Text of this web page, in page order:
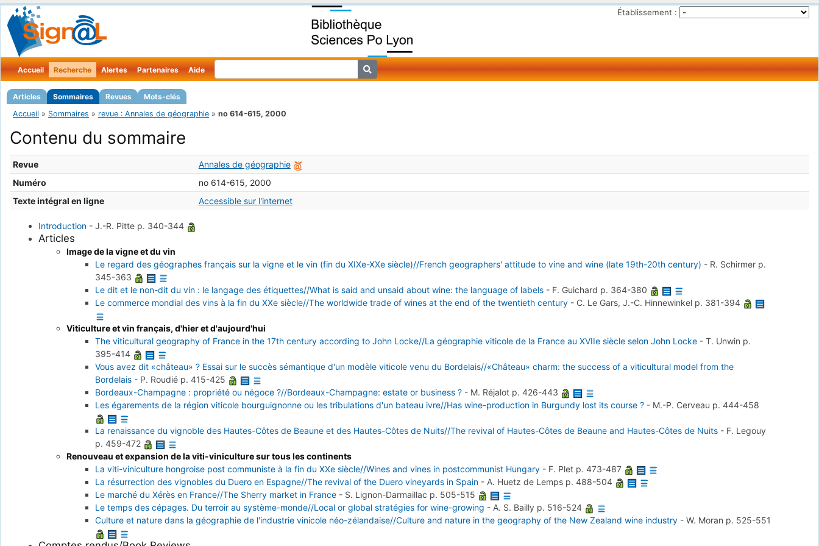
Établissement :
Accueil Recherche
Articles Sommaires Revues Mots-clés
Alertes Partenaires Aide
Accueil » Sommaires » revue : Annales de géographie » no 614-615, 2000
Contenu du sommaire
Revue
Annales de géographie
Numéro
no 614-615, 2000
Texte intégral en ligne
Accessible sur l'internet
Introduction- J.-R. Pitte p. 340-344
Articles
Image de la vigne et du vin
Le regard des géographes français sur la vigne et le vin (fin du XIXe-XXe siècle)//French geographers' attitude to vine and wine (late 19th-20th century) - R. Schirmer p.
345-363
Le dit et le non-dit du vin : le langage des étiquettes//What is said and unsaid about wine: the language of labels- F. Guichard p. 364-380
Le commerce mondial des vins à la fin du XXe siècle//The worldwide trade of wines at the end of the twentieth century- C. Le Gars, J.-C. Hinnewinkel p. 381-394
Viticulture et vin français, d'hier et d'aujourd'hui
The viticultural geography of France in the 17th century according to John Locke//La géographie viticole de la France au XVIIe siècle selon John Locke- T. Unwin p.
395-414
Vous avez dit «château» ? Essai sur le succès sémantique d'un modèle viticole venu du Bordelais//«Château» charm: the success of a viticultural model from the
Bordelais- P. Roudié p. 415-425
Bordeaux-Champagne : propriété ou négoce ?//Bordeaux-Champagne: estate or business ?- M. Réjalot p. 426-443
Les égarements de la région viticole bourguignonne ou les tribulations d'un bateau ivre//Has wine-production in Burgundy lost its course ?- M.-P. Cerveau p. 444-458
La renaissance du vignoble des Hautes-Côtes de Beaune et des Hautes-Côtes de Nuits//The revival of Hautes-Côtes de Beaune and Hautes-Côtes de Nuits- F. Legouy
p. 459-472
Renouveau et expansion de la viti-viniculture sur tous les continents
La viti-viniculture hongroise post communiste à la fin du XXe siècle//Wines and vines in postcommunist Hungary- F. Plet p. 473-487
La résurrection des vignobles du Duero en Espagne//The revival of the Duero vineyards in Spain- A. Huetz de Lemps p. 488-504
Le marché du Xérès en France//The Sherry market in France- S. Lignon-Darmaillac p. 505-515
Le temps des cépages. Du terroir au système-monde//Local or global stratégies for wine-growing - A. S. Bailly p. 516-524
Culture et nature dans la géographie de l'industrie vinicole néo-zélandaise//Culture and nature in the geography of the New Zealand wine industry- W. Moran p. 525-551